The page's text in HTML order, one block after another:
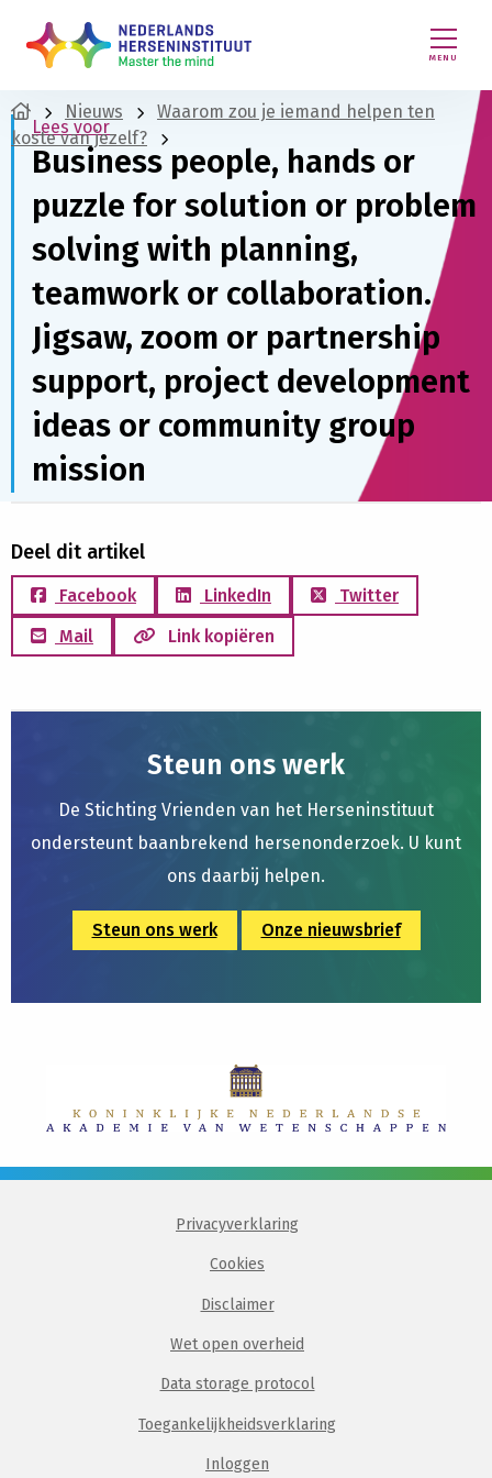
MENU
Nieuws
Waarom zou je iemand helpen ten
koste van jezelf?
Lees voor
Business people, hands or
puzzle for solution or problem
solving with planning,
teamwork or collaboration.
Jigsaw, zoom or partnership
support, project development
ideas or community group
mission
Deel dit artikel
Facebook LinkedIn
Twitter
Mail
Link kopiëren
Steun ons werk
De Stichting Vrienden van het Herseninstituut
ondersteunt baanbrekend hersenonderzoek. U kunt
ons daarbij helpen.
Steun ons werk Onze nieuwsbrief
Privacyverklaring
Cookies
Disclaimer
Wet open overheid
Data storage protocol
Toegankelijkheidsverklaring
Inloggen